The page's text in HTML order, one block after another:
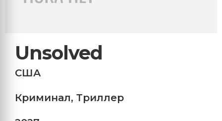
Unsolved
США
Криминал, Триллер